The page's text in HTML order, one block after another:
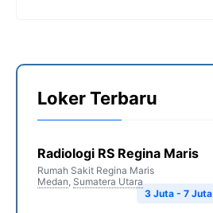
Loker Terbaru
Radiologi RS Regina Maris
Rumah Sakit Regina Maris
Medan, Sumatera Utara
3 Juta - 7 Juta